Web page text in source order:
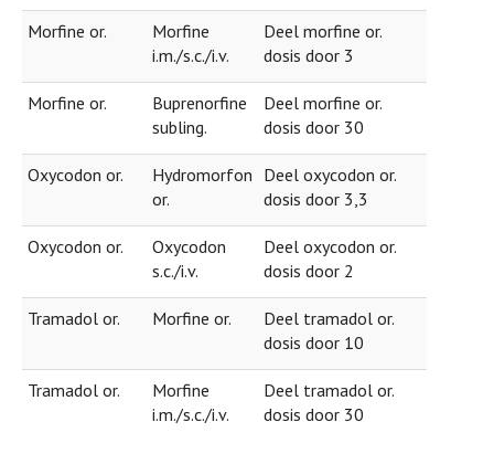
Morfine or.
Morfine
i.m./s.c./i.v.
Deel morfine or.
dosis door 3
Morfine or.
Buprenorfine
subling.
Deel morfine or.
dosis door 30
Oxycodon or.
Hydromorfon
or.
Deel oxycodon or.
dosis door 3,3
Oxycodon or.
Oxycodon
s.c./i.v.
Deel oxycodon or.
dosis door 2
Tramadol or. Morfine or.
Deel tramadol or.
dosis door 10
Tramadol or.
Morfine
i.m./s.c./i.v.
Deel tramadol or.
dosis door 30